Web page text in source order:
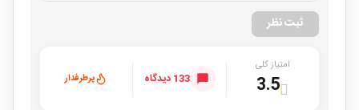
ثبت نظر
امتیاز کلی
3.5 133 دیدگاه پرطرفدار